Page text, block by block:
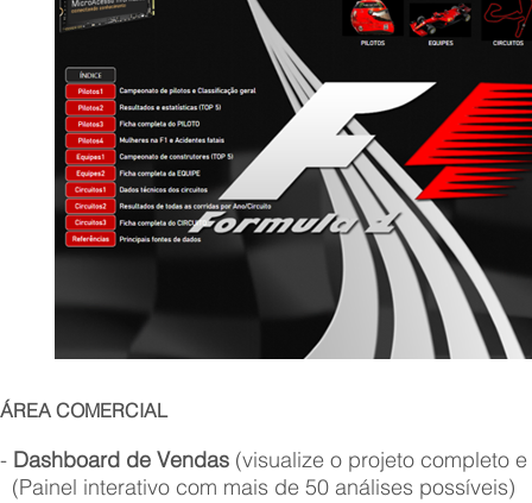
ÁREA COMERCIAL
- Dashboard de Vendas (visualize o projeto completo
(Painel interativo com mais de 50 análises possíveis)